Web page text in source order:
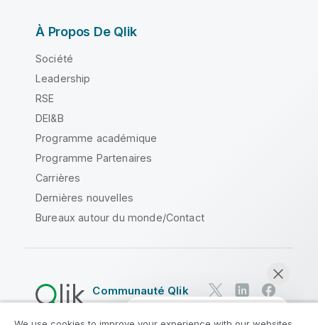
À Propos De Qlik
Société
Leadership
RSE
DEI&B
Programme académique
Programme Partenaires
Carrières
Dernières nouvelles
Bureaux autour du monde/Contact
Communauté Qlik